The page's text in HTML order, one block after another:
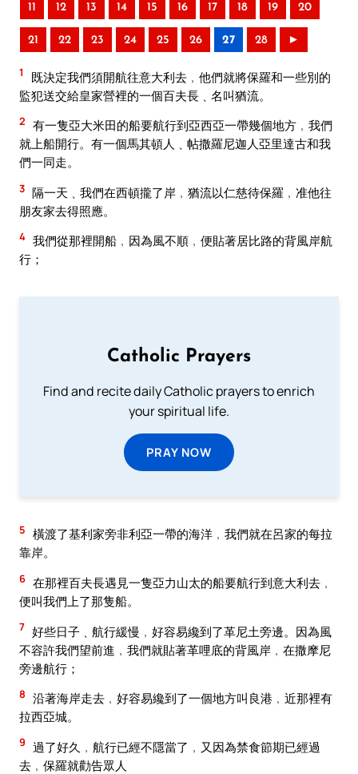
11 12 13 14 15 16 17 18 19 20
21 22 23 24 25 26 27 28 ►
1
既決定我們須開航往意大利去﹐他們就將保羅和一些別的
監犯送交給皇家營裡的一個百夫長﹑名叫猶流。
2 有一隻亞大米田的船要航行到亞西亞一帶幾個地方﹐我們
就上船開行。有一個馬其頓人﹑帖撒羅尼迦人亞里達古和我
們一同走。
3 隔一天﹑我們在西頓攏了岸﹐猶流以仁慈待保羅﹐准他往
朋友家去得照應。
4 我們從那裡開船﹐因為風不順﹐便貼著居比路的背風岸航
行；
Catholic Prayers
Find and recite daily Catholic prayers to enrich
your spiritual life.
PRAY NOW
5 橫渡了基利家旁非利亞一帶的海洋﹐我們就在呂家的每拉
靠岸。
6 在那裡百夫長遇見一隻亞力山太的船要航行到意大利去﹐
便叫我們上了那隻船。
7 好些日子﹑航行緩慢﹐好容易纔到了革尼土旁邊。因為風
不容許我們望前進﹐我們就貼著革哩底的背風岸﹐在撒摩尼
旁邊航行；
8 沿著海岸走去﹐好容易纔到了一個地方叫良港﹐近那裡有
拉西亞城。
9 過了好久﹐航行已經不隱當了﹐又因為禁食節期已經過
去﹐保羅就勸告眾人